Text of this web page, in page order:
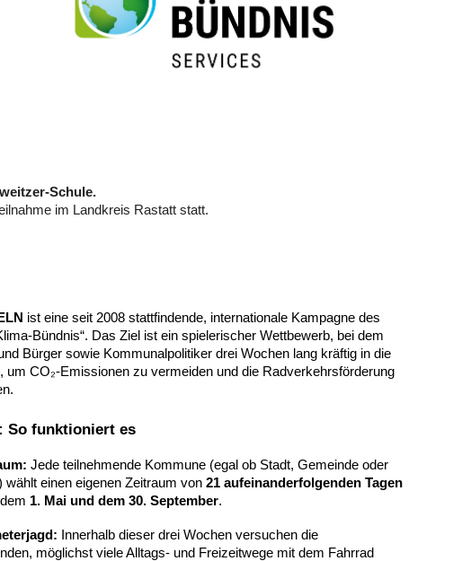
Schule.
im Landkreis Rastatt statt.
ist eine seit 2008 stattfindende, internationale Kampagne des
Bündnis“. Das Ziel ist ein spielerischer Wettbewerb, bei dem
Bürger sowie Kommunalpolitiker drei Wochen lang kräftig in die
um CO₂-Emissionen zu vermeiden und die Radverkehrsförderung
So funktioniert es
Jede teilnehmende Kommune (egal ob Stadt, Gemeinde oder
wählt einen eigenen Zeitraum von21 aufeinanderfolgenden Tagen
1. Mai und dem 30. September.
Innerhalb dieser drei Wochen versuchen die
möglichst viele Alltags- und Freizeitwege mit dem Fahrrad